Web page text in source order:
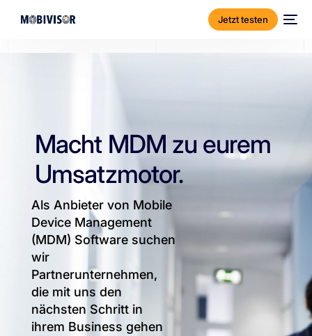
Jetzt testen
Macht MDM zu eurem
Umsatzmotor.
Als Anbieter von Mobile
Device Management
(MDM) Software suchen
wir
Partnerunternehmen,
die mit uns den
nächsten Schritt in
ihrem Business gehen